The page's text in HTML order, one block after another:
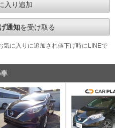
入り追加
通知を受け取る
気に入りに追加され値下げ時にLINEで